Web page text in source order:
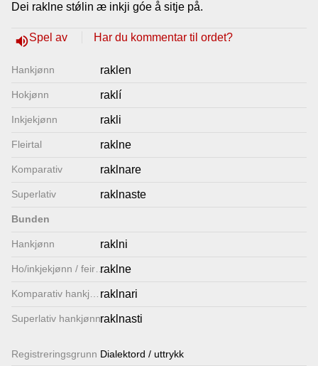
Dei raklne stǿlin æ inkji góe å sitje på.
volume_upSpel av Har du kommentar til ordet?
Hankjønn raklen
Hokjønn raklí
Inkjekjønn rakli
Fleirtal raklne
Komparativ raklnare
Superlativ raklnaste
Bunden
Hankjønn raklni
Ho/inkjekjønn / feirtal
raklne
raklnari
Superlativ hankjønnraklnasti
Registrerings­grunn Dialektord / uttrykk
Lenkjer
Kontakt
oss